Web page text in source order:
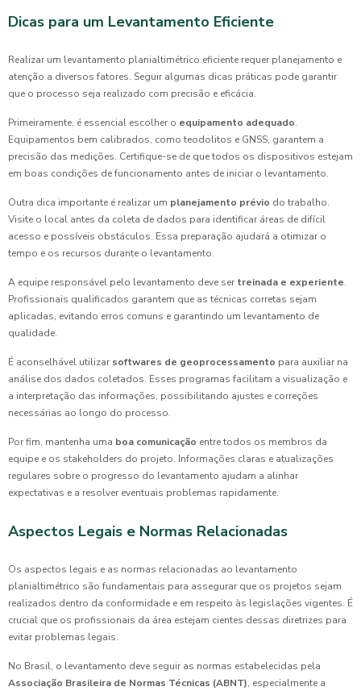
Dicas para um Levantamento Eficiente
Realizar um levantamento planialtimétrico eficiente requer planejamento e
atenção a diversos fatores. Seguir algumas dicas práticas pode garantir
que o processo seja realizado com precisão e eficácia.
Primeiramente, é essencial escolher o equipamento adequado.
Equipamentos bem calibrados, como teodolitos e GNSS, garantem a
precisão das medições. Certifique-se de que todos os dispositivos estejam
em boas condições de funcionamento antes de iniciar o levantamento.
Outra dica importante é realizar um planejamento prévio do trabalho.
Visite o local antes da coleta de dados para identificar áreas de difícil
acesso e possíveis obstáculos. Essa preparação ajudará a otimizar o
tempo e os recursos durante o levantamento.
A equipe responsável pelo levantamento deve ser treinada e experiente.
Profissionais qualificados garantem que as técnicas corretas sejam
aplicadas, evitando erros comuns e garantindo um levantamento de
qualidade.
É aconselhável utilizar softwares de geoprocessamento para auxiliar na
análise dos dados coletados. Esses programas facilitam a visualização e
a interpretação das informações, possibilitando ajustes e correções
necessárias ao longo do processo.
Por fim, mantenha uma boa comunicação entre todos os membros da
equipe e os stakeholders do projeto. Informações claras e atualizações
regulares sobre o progresso do levantamento ajudam a alinhar
expectativas e a resolver eventuais problemas rapidamente.
Aspectos Legais e Normas Relacionadas
Os aspectos legais e as normas relacionadas ao levantamento
planialtimétrico são fundamentais para assegurar que os projetos sejam
realizados dentro da conformidade e em respeito às legislações vigentes. É
crucial que os profissionais da área estejam cientes dessas diretrizes para
evitar problemas legais.
No Brasil, o levantamento deve seguir as normas estabelecidas pela
Associação Brasileira de Normas Técnicas (ABNT), especialmente a